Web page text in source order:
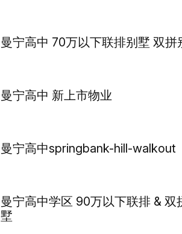
曼宁高中 70万以下联排别墅 双拼
曼宁高中 新上市物业
曼宁高中springbank-hill-walkout
曼宁高中学区 90万以下联排 & 双
墅